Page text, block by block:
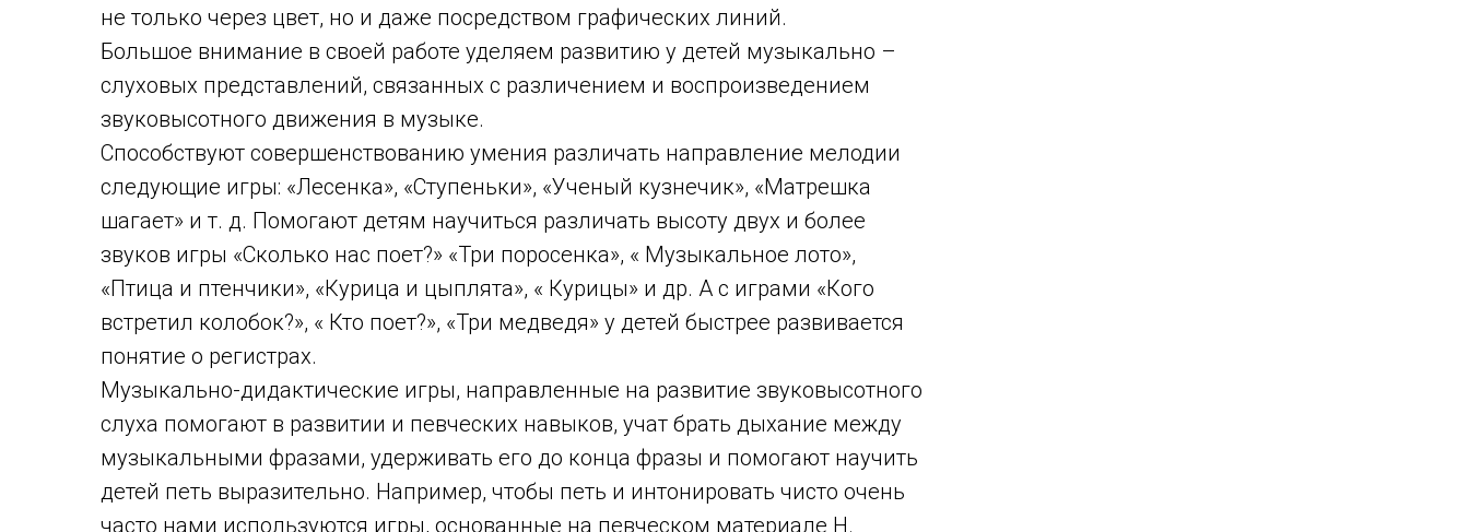
не только через цвет, но и даже посредством графических линий.
Большое внимание в своей работе уделяем развитию у детей музыкально –
слуховых представлений, связанных с различением и воспроизведением
звуковысотного движения в музыке.
Способствуют совершенствованию умения различать направление мелодии
следующие игры: «Лесенка», «Ступеньки», «Ученый кузнечик», «Матрешка
шагает» и т. д. Помогают детям научиться различать высоту двух и более
звуков игры «Сколько нас поет?» «Три поросенка», « Музыкальное лото»,
«Птица и птенчики», «Курица и цыплята», « Курицы» и др. А с играми «Кого
встретил колобок?», « Кто поет?», «Три медведя» у детей быстрее развивается
понятие о регистрах.
Музыкально-дидактические игры, направленные на развитие звуковысотного
слуха помогают в развитии и певческих навыков, учат брать дыхание между
музыкальными фразами, удерживать его до конца фразы и помогают научить
детей петь выразительно. Например, чтобы петь и интонировать чисто очень
часто нами используются игры, основанные на певческом материале Н.